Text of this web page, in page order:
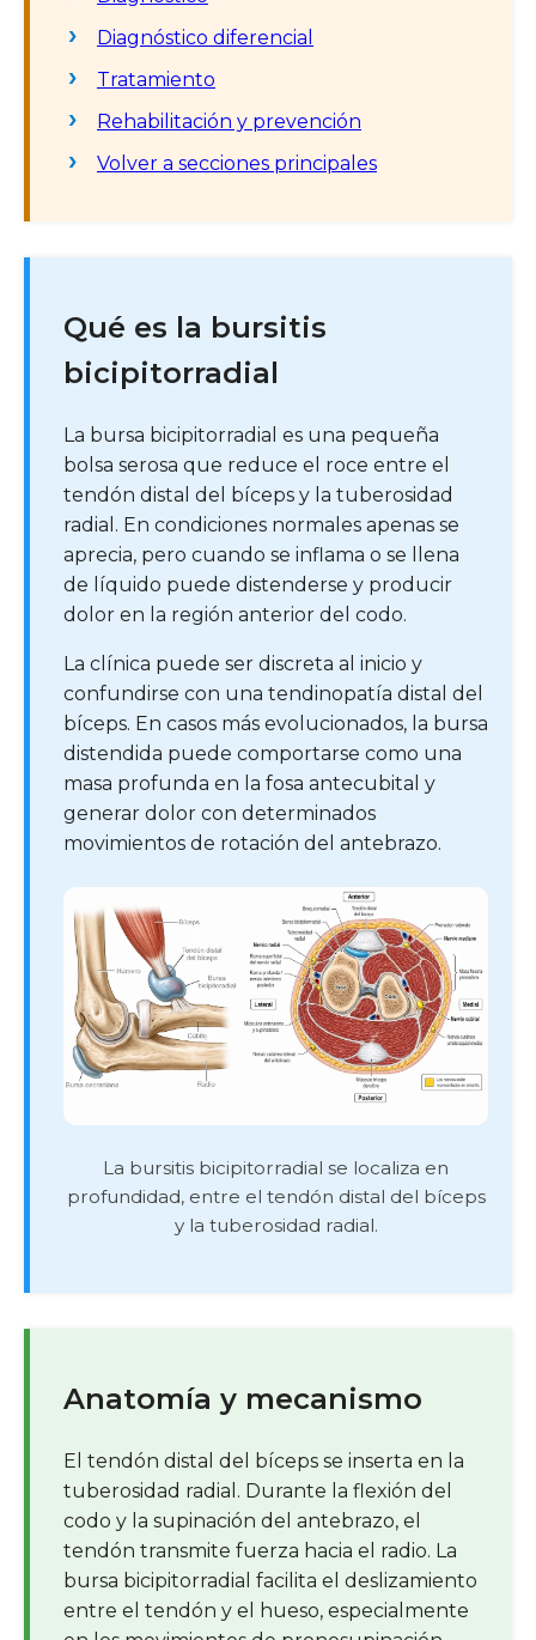
Diagnóstico diferencial
Tratamiento
Rehabilitación y prevención
Volver a secciones principales
Qué es la bursitis
bicipitorradial
La bursa bicipitorradial es una pequeña
bolsa serosa que reduce el roce entre el
tendón distal del bíceps y la tuberosidad
radial. En condiciones normales apenas se
aprecia, pero cuando se inflama o se llena
de líquido puede distenderse y producir
dolor en la región anterior del codo.
La clínica puede ser discreta al inicio y
confundirse con una tendinopatía distal del
bíceps. En casos más evolucionados, la bursa
distendida puede comportarse como una
masa profunda en la fosa antecubital y
generar dolor con determinados
movimientos de rotación del antebrazo.
La bursitis bicipitorradial se localiza en
profundidad, entre el tendón distal del bíceps
y la tuberosidad radial.
Anatomía y mecanismo
El tendón distal del bíceps se inserta en la
tuberosidad radial. Durante la flexión del
codo y la supinación del antebrazo, el
tendón transmite fuerza hacia el radio. La
bursa bicipitorradial facilita el deslizamiento
entre el tendón y el hueso, especialmente